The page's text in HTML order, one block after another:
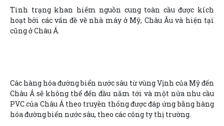
Tình trạng khan hiếm nguồn cung toàn cầu được kích
hoạt bởi các vấn đề về nhà máy ở Mỹ, Châu Âu và hiện tại
cũng ở Châu Á.
Các hàng hóa đường biển nước sâu từ vùng Vịnh của Mỹ đến
Châu Á sẽ không thể đến đầu năm tới và một nửa nhu cầu
PVC của Châu Á theo truyền thống được đáp ứng bằng hàng
hóa đường biển nước sâu, theo các công ty thị trường.